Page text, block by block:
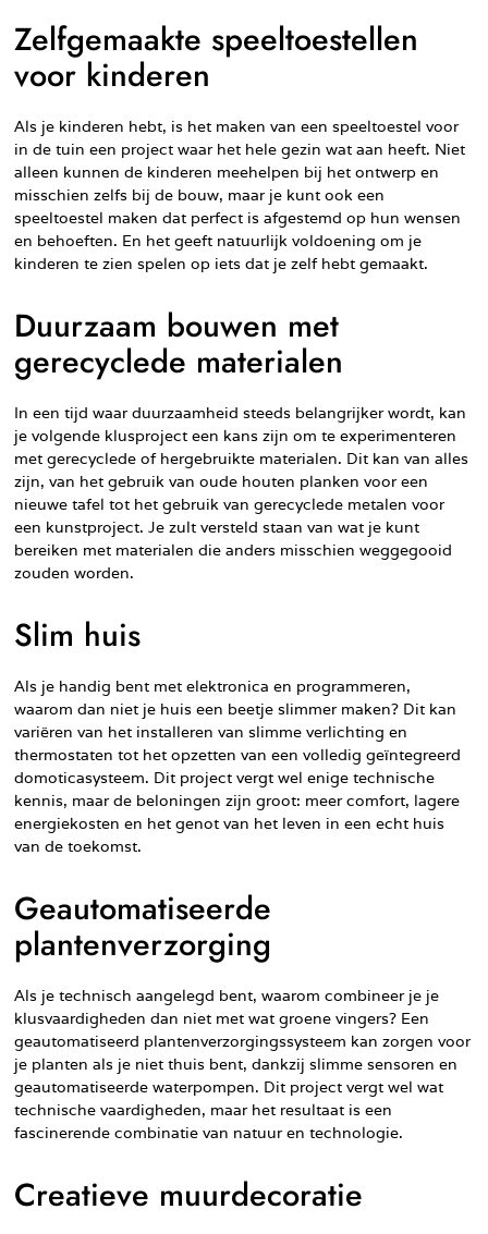
Zelfgemaakte speeltoestellen
voor kinderen
Als je kinderen hebt, is het maken van een speeltoestel voor
in de tuin een project waar het hele gezin wat aan heeft. Niet
alleen kunnen de kinderen meehelpen bij het ontwerp en
misschien zelfs bij de bouw, maar je kunt ook een
speeltoestel maken dat perfect is afgestemd op hun wensen
en behoeften. En het geeft natuurlijk voldoening om je
kinderen te zien spelen op iets dat je zelf hebt gemaakt.
Duurzaam bouwen met
gerecyclede materialen
In een tijd waar duurzaamheid steeds belangrijker wordt, kan
je volgende klusproject een kans zijn om te experimenteren
met gerecyclede of hergebruikte materialen. Dit kan van alles
zijn, van het gebruik van oude houten planken voor een
nieuwe tafel tot het gebruik van gerecyclede metalen voor
een kunstproject. Je zult versteld staan van wat je kunt
bereiken met materialen die anders misschien weggegooid
zouden worden.
Slim huis
Als je handig bent met elektronica en programmeren,
waarom dan niet je huis een beetje slimmer maken? Dit kan
variëren van het installeren van slimme verlichting en
thermostaten tot het opzetten van een volledig geïntegreerd
domoticasysteem. Dit project vergt wel enige technische
kennis, maar de beloningen zijn groot: meer comfort, lagere
energiekosten en het genot van het leven in een echt huis
van de toekomst.
Geautomatiseerde
plantenverzorging
Als je technisch aangelegd bent, waarom combineer je je
klusvaardigheden dan niet met wat groene vingers? Een
geautomatiseerd plantenverzorgingssysteem kan zorgen voor
je planten als je niet thuis bent, dankzij slimme sensoren en
geautomatiseerde waterpompen. Dit project vergt wel wat
technische vaardigheden, maar het resultaat is een
fascinerende combinatie van natuur en technologie.
Creatieve muurdecoratie